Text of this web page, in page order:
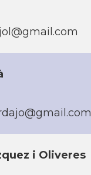
i Oliveres